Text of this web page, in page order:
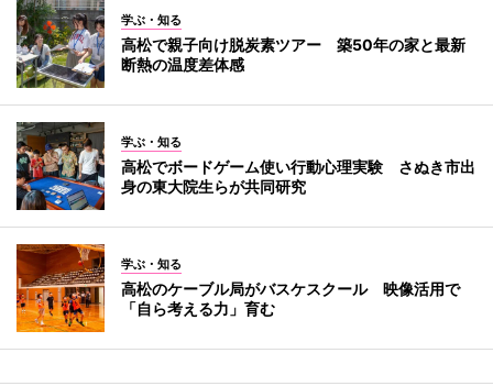
学ぶ・知る
高松で親子向け脱炭素ツアー 築50年の家と最新
断熱の温度差体感
学ぶ・知る
高松でボードゲーム使い行動心理実験 さぬき市出
身の東大院生らが共同研究
学ぶ・知る
高松のケーブル局がバスケスクール 映像活用で
「自ら考える力」育む